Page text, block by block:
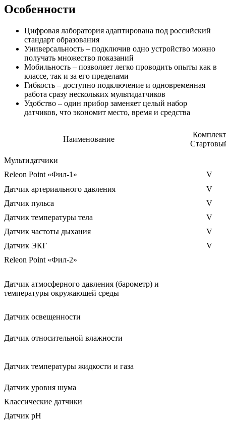
Особенности
Цифровая лаборатория адаптирована под российский
стандарт образования
Универсальность – подключив одно устройство можно
получать множество показаний
Мобильность – позволяет легко проводить опыты как в
классе, так и за его пределами
Гибкость – доступно подключение и одновременная
работа сразу нескольких мультидатчиков
Удобство – один прибор заменяет целый набор
датчиков, что экономит место, время и средства
Наименование
Комплект
Мультидатчики
Releon Point «Фил-1»
V
Датчик артериального давления
V
Датчик пульса
V
Датчик температуры тела
V
Датчик частоты дыхания
V
Датчик ЭКГ
V
Releon Point «Фил-2»
Датчик атмосферного давления (барометр) и
температуры окружающей среды
Датчик освещенности
Датчик относительной влажности
Датчик температуры жидкости и газа
Датчик уровня шума
Классические датчики
Датчик рН